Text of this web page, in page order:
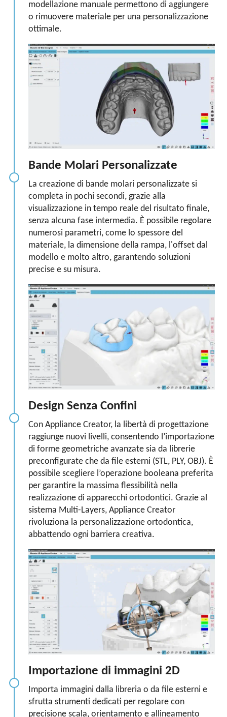
modellazione manuale permettono di aggiungere
o rimuovere materiale per una personalizzazione
ottimale.
Bande Molari Personalizzate
La creazione di bande molari personalizzate si
completa in pochi secondi, grazie alla
visualizzazione in tempo reale del risultato finale,
senza alcuna fase intermedia. È possibile regolare
numerosi parametri, come lo spessore del
materiale, la dimensione della rampa, l'offset dal
modello e molto altro, garantendo soluzioni
precise e su misura.
Design Senza Confini
Con Appliance Creator, la libertà di progettazione
raggiunge nuovi livelli, consentendo l’importazione
di forme geometriche avanzate sia da librerie
preconfigurate che da file esterni (STL, PLY, OBJ). È
possibile scegliere l’operazione booleana preferita
per garantire la massima flessibilità nella
realizzazione di apparecchi ortodontici. Grazie al
sistema Multi-Layers, Appliance Creator
rivoluziona la personalizzazione ortodontica,
abbattendo ogni barriera creativa.
Importazione di immagini 2D
Importa immagini dalla libreria o da file esterni e
sfrutta strumenti dedicati per regolare con
precisione scala, orientamento e allineamento